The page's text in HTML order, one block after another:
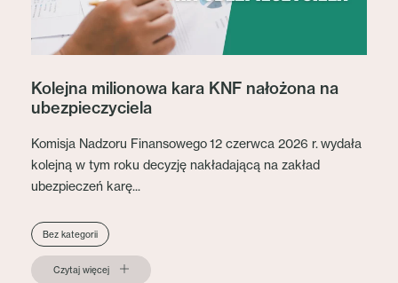
Kolejna milionowa kara KNF nałożona na
ubezpieczyciela
Komisja Nadzoru Finansowego 12 czerwca 2026 r. wydała
kolejną w tym roku decyzję nakładającą na zakład
ubezpieczeń karę...
Bez kategorii
Czytaj więcej